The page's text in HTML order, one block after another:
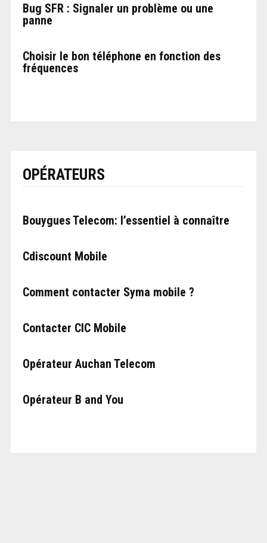
Bug SFR : Signaler un problème ou une
panne
Choisir le bon téléphone en fonction des
fréquences
OPÉRATEURS
Bouygues Telecom: l’essentiel à connaître
Cdiscount Mobile
Comment contacter Syma mobile ?
Contacter CIC Mobile
Opérateur Auchan Telecom
Opérateur B and You